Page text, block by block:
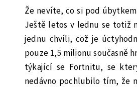
Že nevíte, co si pod
Ještě letos v lednu se totiž
jednu chvíli, což je
pouze 1,5 milionu současně
týkající se Fortnitu, se
nedávno pochlubilo tím, že